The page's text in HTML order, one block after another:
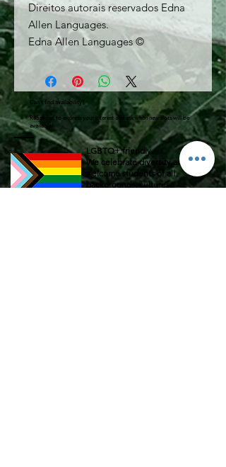
Direitos autorais reservados Edna
Allen Languages.
Edna Allen Languages ©
Can't find availability?
Reach out to express your interest and ask when new slots will be
available!
LGBTQ+ friendly.
We celebrate diversity and
welcome students of all
backgrounds, cultures,